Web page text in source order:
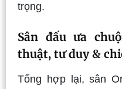
trọng.
Sân đấu ưa
thuật, tư duy &
Tổng hợp lại, sân